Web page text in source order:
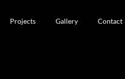
Projects Gallery Contact